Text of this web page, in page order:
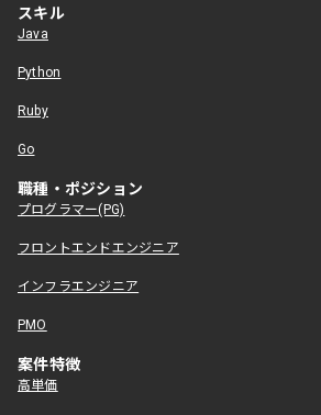
スキル
Java
Python
Ruby
Go
職種・ポジション
プログラマー(PG)
フロントエンドエンジニア
インフラエンジニア
PMO
案件特徴
高単価